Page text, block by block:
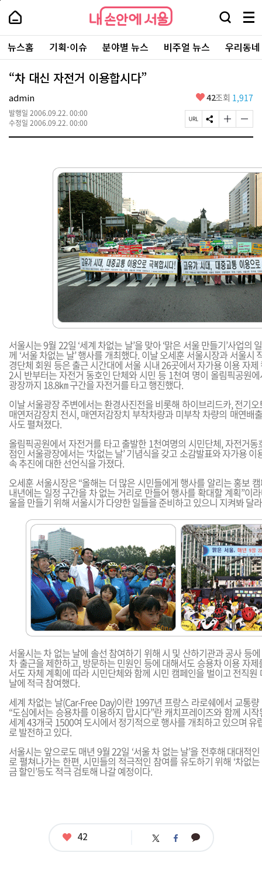
본
로
가
내
손
안
에
서
울
-
서
울
시
대
표
소
내
손
에
울
검
창
열
기
메
뉴
전
체
보
주
요
서
뉴스홈 기획·이슈 분야별 뉴스 비주얼 뉴스 우리동
“차 대신 자전거 이용합시다”
admin
발행일 2006.09.22. 00:00
수정일 2006.09.22. 00:00
좋
요
42조회 1,917
페
이
L
S
N
하
글
자
게
변
경
하
기
글
자
게
변
경
하
기
서울시는 9월 22일 ‘세계 차없는 날’을 맞아 ‘맑은 서울 만들기’사업의
께 ‘서울 차없는 날’ 행사를 개최했다. 이날 오세훈 서울시장과 서울시
경단체 회원 등은 출근 시간대에 서울 시내 26곳에서 자가용 이용 자
2시 반부터는 자전거 동호인 단체와 시민 등 1천여 명이 올림픽공원
광장까지 18.8㎞ 구간을 자전거를 타고 행진했다.
이날 서울광장 주변에서는 환경사진전을 비롯해 하이브리드카, 전기
매연저감장치 전시, 매연저감장치 부착차량과 미부착 차량의 매연배
사도 펼쳐졌다.
올림픽공원에서 자전거를 타고 출발한 1천여명의 시민단체, 자전거
점인 서울광장에서는 ‘차없는 날’ 기념식을 갖고 소감발표와 자가용
속 추진에 대한 선언식을 가졌다.
오세훈 서울시장은 “올해는 더 많은 시민들에게 행사를 알리는 홍보
내년에는 일정 구간을 차 없는 거리로 만들어 행사를 확대할 계획”이
울을 만들기 위해 서울시가 다양한 일들을 준비하고 있으니 지켜봐 달
서울시는 차 없는 날에 솔선 참여하기 위해 시 및 산하기관과 공사 등
차 출근을 제한하고, 방문하는 민원인 등에 대해서도 승용차 이용 자
서도 자체 계획에 따라 시민단체와 함께 시민 캠페인을 벌이고 전직
날에 적극 참여했다.
세계 차없는 날(Car-Free Day)이란 1997년 프랑스 라로쉐에서 교통
“도심에서는 승용차를 이용하지 맙시다”란 캐치프레이즈와 함께 시
세계 43개국 1500여 도시에서 정기적으로 행사를 개최하고 있으며 유
로 발전하고 있다.
서울시는 앞으로도 매년 9월 22일 ‘서울 차 없는 날’을 전후해 대대적
로 펼쳐나가는 한편, 시민들의 적극적인 참여를 유도하기 위해 ‘차없는
금 할인’등도 적극 검토해 나갈 예정이다.
좋
42 트 페 카
페
상
단
로